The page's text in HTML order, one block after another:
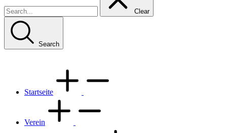
Clear
Search
Startseite
Verein